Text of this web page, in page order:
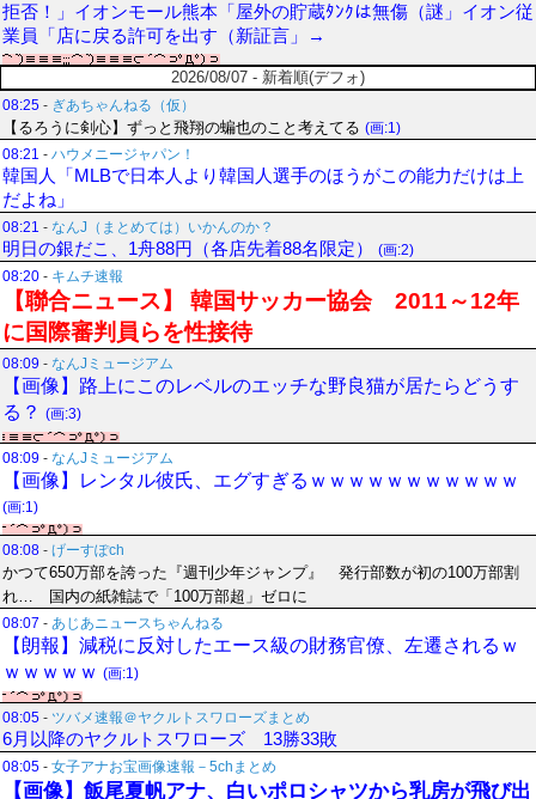
拒否！」イオンモール熊本「屋外の貯蔵ﾀﾝｸは無傷（謎」イオン従
業員「店に戻る許可を出す（新証言」→
2026/08/07 - 新着順(デフォ)
08:25 - ぎあちゃんねる（仮）
【るろうに剣心】ずっと飛翔の蝙也のこと考えてる (画:1)
08:21 - ハウメニージャパン！
韓国人「MLBで日本人より韓国人選手のほうがこの能力だけは上
だよね」
08:21 - なんJ（まとめては）いかんのか？
明日の銀だこ、1舟88円（各店先着88名限定）
(画:2)
08:20 - キムチ速報
【聯合ニュース】 韓国サッカー協会 2011～12年
に国際審判員らを性接待
08:09 - なんJミュージアム
【画像】路上にこのレベルのエッチな野良猫が居たらどうす
る？ (画:3)
08:09 - なんJミュージアム
【画像】レンタル彼氏、エグすぎるｗｗｗｗｗｗｗｗｗｗｗ
(画:1)
08:08 - げーすぽch
かつて650万部を誇った『週刊少年ジャンプ』 発行部数が初の100万部割
れ… 国内の紙雑誌で「100万部超」ゼロに
08:07 - あじあニュースちゃんねる
【朗報】減税に反対したエース級の財務官僚、左遷されるｗ
ｗｗｗｗｗ (画:1)
08:05 - ツバメ速報＠ヤクルトスワローズまとめ
6月以降のヤクルトスワローズ 13勝33敗
08:05 - 女子アナお宝画像速報－5chまとめ
【画像】飯尾夏帆アナ、白いポロシャツから乳房が飛び出